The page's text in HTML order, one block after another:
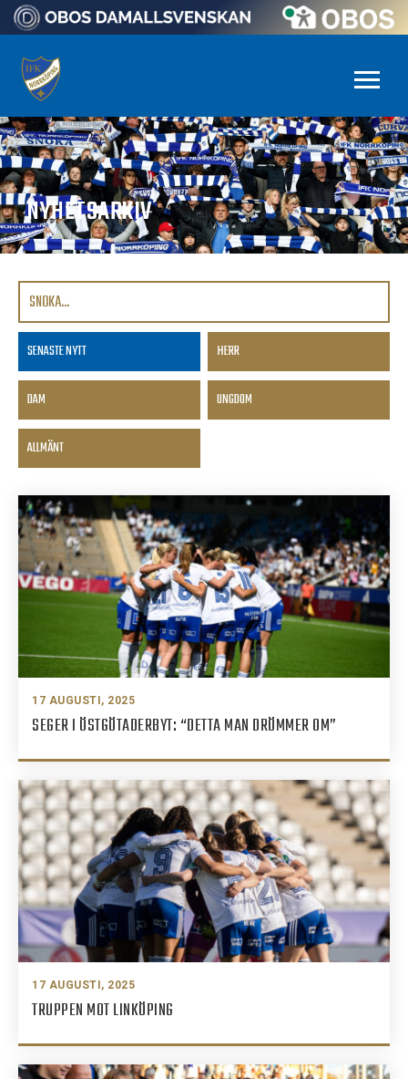
NYHETSARKIV
SENASTE NYTT HERR
DAM UNGDOM
ALLMÄNT
17 AUGUSTI, 2025
SEGER I ÖSTGÖTADERBYT: “DETTA MAN DRÖMMER OM”
17 AUGUSTI, 2025
TRUPPEN MOT LINKÖPING